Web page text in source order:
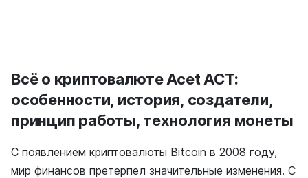
Всё о криптовалюте Acet ACT:
особенности, история, создатели,
принцип работы, технология монеты
С появлением криптовалюты Bitcoin в 2008 году,
мир финансов претерпел значительные изменения. С